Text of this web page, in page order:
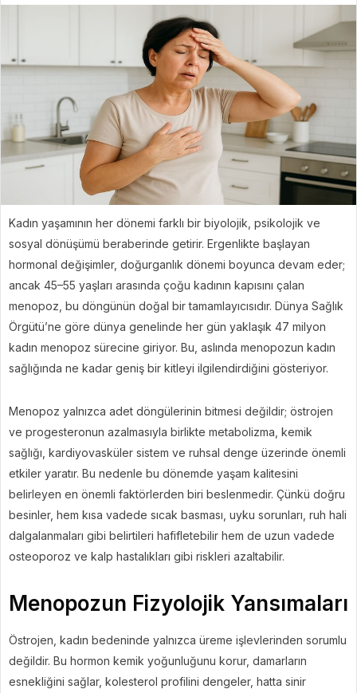
Kadın yaşamının her dönemi farklı bir biyolojik, psikolojik ve
sosyal dönüşümü beraberinde getirir. Ergenlikte başlayan
hormonal değişimler, doğurganlık dönemi boyunca devam eder;
ancak 45–55 yaşları arasında çoğu kadının kapısını çalan
menopoz, bu döngünün doğal bir tamamlayıcısıdır. Dünya Sağlık
Örgütü’ne göre dünya genelinde her gün yaklaşık 47 milyon
kadın menopoz sürecine giriyor. Bu, aslında menopozun kadın
sağlığında ne kadar geniş bir kitleyi ilgilendirdiğini gösteriyor.
Menopoz yalnızca adet döngülerinin bitmesi değildir; östrojen
ve progesteronun azalmasıyla birlikte metabolizma, kemik
sağlığı, kardiyovasküler sistem ve ruhsal denge üzerinde önemli
etkiler yaratır. Bu nedenle bu dönemde yaşam kalitesini
belirleyen en önemli faktörlerden biri beslenmedir. Çünkü doğru
besinler, hem kısa vadede sıcak basması, uyku sorunları, ruh hali
dalgalanmaları gibi belirtileri hafifletebilir hem de uzun vadede
osteoporoz ve kalp hastalıkları gibi riskleri azaltabilir.
Menopozun Fizyolojik Yansımaları
Östrojen, kadın bedeninde yalnızca üreme işlevlerinden sorumlu
değildir. Bu hormon kemik yoğunluğunu korur, damarların
esnekliğini sağlar, kolesterol profilini dengeler, hatta sinir